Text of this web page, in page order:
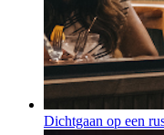
Dichtgaan op een